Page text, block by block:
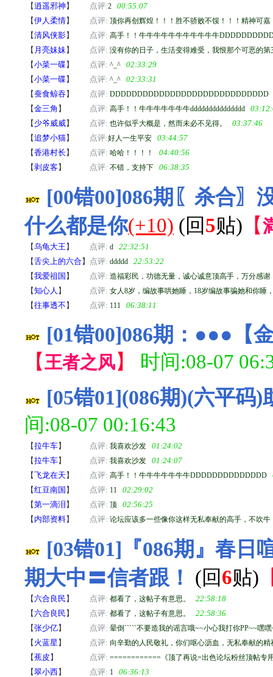
【逍遥邪神】 点评:2
00:55:07
【伊人柔情】 点评: 顶你再创辉煌！！！胜不骄败不馁！！！精神可嘉
【清风侠影】 点评: 高手！！牛牛牛牛牛牛牛牛牛牛牛
【 月亮妹妹】 点评: 没有你的日子，生活变得难受，我恨那个可恶的
【小菜一碟 】 点评: ^_^
02:33:29
【小菜一碟 】 点评: ^_^
02:33:31
【蚕食鲸吞】 点评: DDDDDDDDDDDDDDDDDDDDDDDDDDDDD
【金三角 】 点评: 高手！！牛牛牛牛牛牛牛ddddddddddddddd
【 少爷威威】 点评: 也许似乎大概是，然而未必不见得。
03:37:46
【追梦小猫】 点评:好人一生平安
03:44:57
【香港村长 】 点评: 哈哈！！！！
04:40:56
【剥皮客 】 点评: 不错，支持下 06:38:35
[00错00]086期〖杀合〗
什么都是你(+10) (回5贴) 【
【乌龟大王 】 点评: d
22:32:51
【舌尖上的六合】 点评: ddddd
22:53:22
【我爱祖国 】 点评: 造福彩民，功德无量，诚心诚意顶高手，万分感谢
【知心人 】 点评: 女人8岁，编故事哄她睡，18岁编故事骗她和你
【往事透不 】 点评: 111 06:38:11
[01错00]086期：●●●【
【王者之风】 时间:08-07
[05错01](086期)(六平码
间:08-07 00:16:43
【拉牛车】 点评: 我喜欢沙发
01:24:02
【拉牛车】 点评: 我喜欢沙发
01:24:07
【飞龙在天 】 点评: 高手！！牛牛牛牛牛牛牛DDDDDDDDDDDDDD
【红豆南国 】 点评: 11
02:29:02
【第一滴泪 】 点评: 顶
02:56:25
【 内部资料】 点评: 论坛应该多一些像你这样无私奉献的高手，不吹
[03错01]『086期』春日
期大中〓信者跟！ (回6贴)
【六合良民 】 点评: 都看了，这帖子有意思。
22:58:18
【六合良民 】 点评: 都看了，这帖子有意思。
22:58:36
【张少亿】 点评: 晕倒`````不要造我的谣言哦~~小心我打你PP~~嘿
【 火蓝星 】 点评: 向辛勤的人民敬礼，你们呕心沥血，无私奉献的
【蕉皮 】 点评: ============《顶了再说=出色论坛粉丝顶帖专
【翠小西】 点评: 1 06:36:13